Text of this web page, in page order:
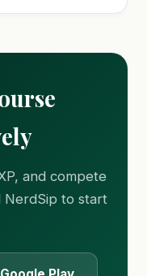
and compete
NerdSip to start